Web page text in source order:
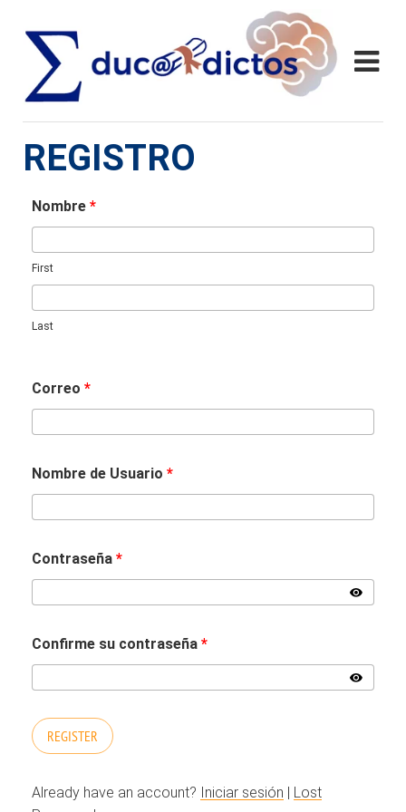
REGISTRO
Nombre *
First
Last
Correo *
Nombre de Usuario *
Contraseña *
Confirme su contraseña *
Already have an account? Iniciar sesión
Lost